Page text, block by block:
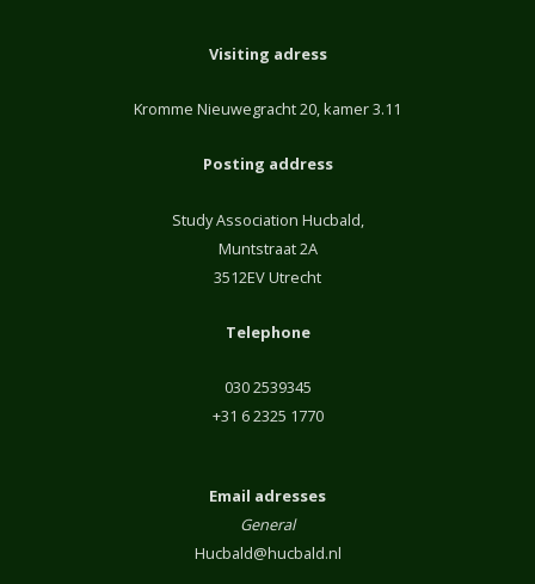
Visiting adress
Kromme Nieuwegracht 20, kamer 3.11
Posting address
Study Association Hucbald,
Muntstraat 2A
3512EV Utrecht
Telephone
030 2539345
+31 6 2325 1770
Email adresses
General
Hucbald@hucbald.nl